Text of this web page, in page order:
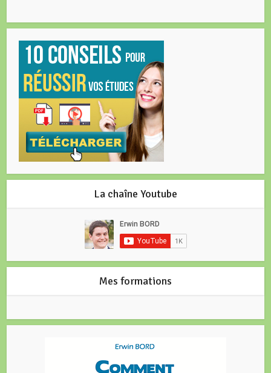
La chaîne Youtube
Mes formations